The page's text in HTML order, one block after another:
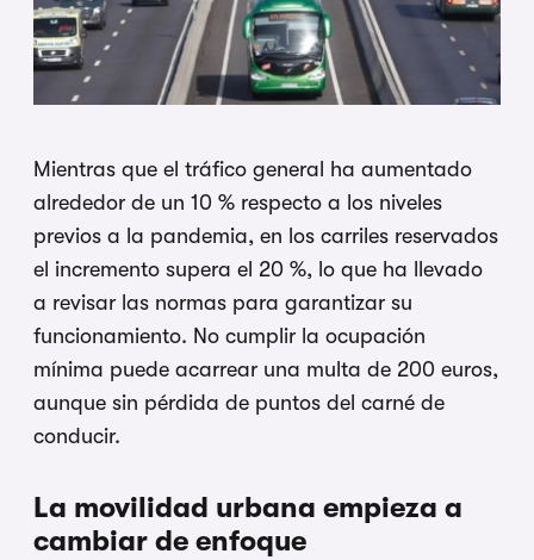
Mientras que el tráfico general ha aumentado
alrededor de un 10 % respecto a los niveles
previos a la pandemia, en los carriles reservados
el incremento supera el 20 %, lo que ha llevado
a revisar las normas para garantizar su
funcionamiento. No cumplir la ocupación
mínima puede acarrear una multa de 200 euros,
aunque sin pérdida de puntos del carné de
conducir.
La movilidad urbana empieza a
cambiar de enfoque